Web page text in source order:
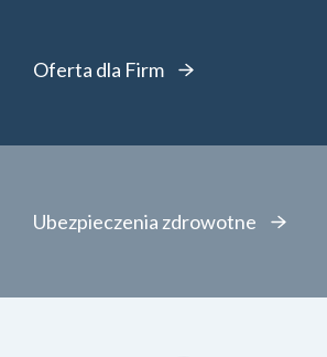
Oferta dla Firm
Ubezpieczenia zdrowotne